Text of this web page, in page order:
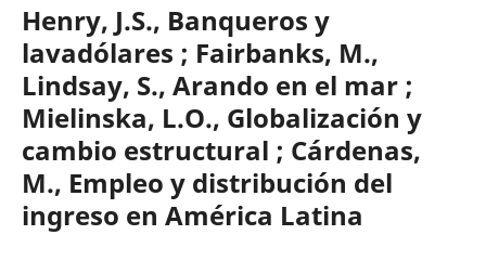
Henry, J.S., Banqueros y
lavadólares ; Fairbanks, M.,
Lindsay, S., Arando en el mar ;
Mielinska, L.O., Globalización y
cambio estructural ; Cárdenas,
M., Empleo y distribución del
ingreso en América Latina